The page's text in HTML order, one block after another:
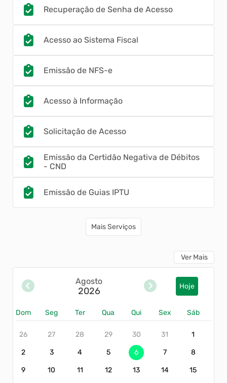
Recuperação de Senha de Acesso
Acesso ao Sistema Fiscal
Emissão de NFS-e
Acesso à Informação
Solicitação de Acesso
Emissão da Certidão Negativa de Débitos
- CND
Emissão de Guias IPTU
Consulta de Licitações
Emissão do Recibo de Pagamento
Consulta Legislação Municipal
Mais Serviços
Ver Mais
Agosto
2026 Hoje
Dom Seg Ter Qua Qui Sex Sáb
26 27 28 29 30 31 1
2 3 4 5 6 7 8
9 10 11 12 13 14 15